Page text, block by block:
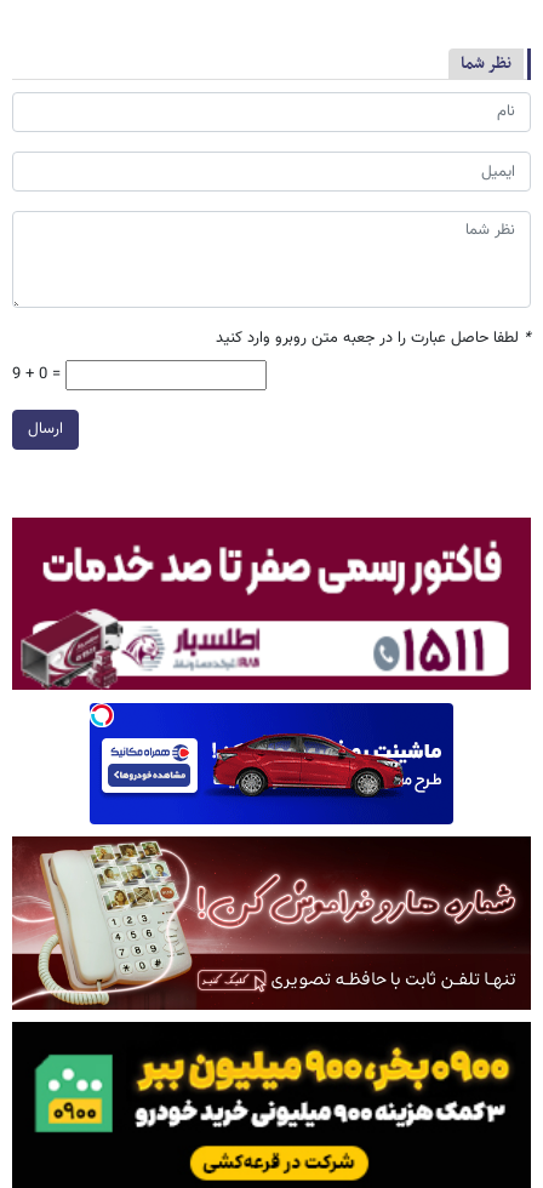
نظر شما
* لطفا حاصل عبارت را در جعبه متن روبرو وارد کنید
9 + 0 =
ارسال